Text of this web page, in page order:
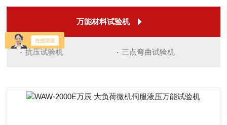
万能材料试验机
抗压试验机 三点弯曲试验机